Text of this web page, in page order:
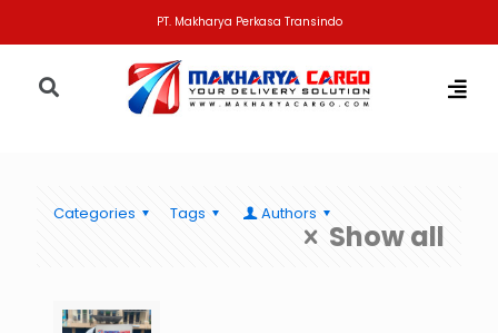
PT. Makharya Perkasa Transindo
Categories Tags Authors
Show all